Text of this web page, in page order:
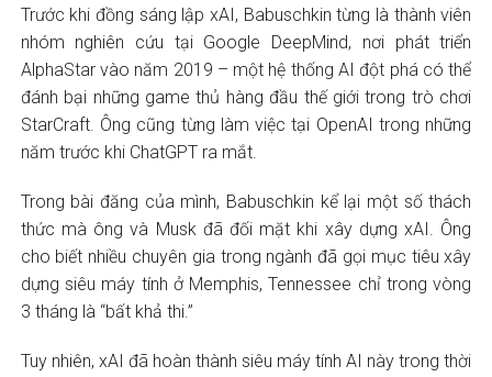
Trước khi đồng sáng lập xAI, Babuschkin từng là thành viên
nhóm nghiên cứu tại Google DeepMind, nơi phát triển
AlphaStar vào năm 2019 – một hệ thống AI đột phá có thể
đánh bại những game thủ hàng đầu thế giới trong trò chơi
StarCraft. Ông cũng từng làm việc tại OpenAI trong những
năm trước khi ChatGPT ra mắt.
Trong bài đăng của mình, Babuschkin kể lại một số thách
thức mà ông và Musk đã đối mặt khi xây dựng xAI. Ông
cho biết nhiều chuyên gia trong ngành đã gọi mục tiêu xây
dựng siêu máy tính ở Memphis, Tennessee chỉ trong vòng
3 tháng là “bất khả thi.”
Tuy nhiên, xAI đã hoàn thành siêu máy tính AI này trong thời